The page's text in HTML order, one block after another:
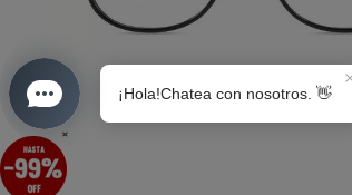
×